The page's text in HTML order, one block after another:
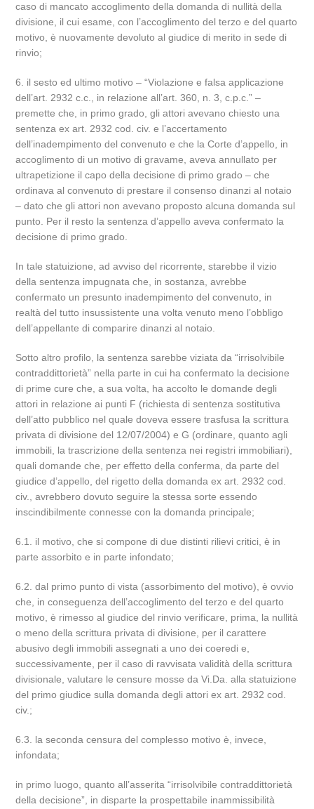
caso di mancato accoglimento della domanda di nullità della
divisione, il cui esame, con l’accoglimento del terzo e del quarto
motivo, è nuovamente devoluto al giudice di merito in sede di
rinvio;
6. il sesto ed ultimo motivo – “Violazione e falsa applicazione
dell’art. 2932 c.c., in relazione all’art. 360, n. 3, c.p.c.” –
premette che, in primo grado, gli attori avevano chiesto una
sentenza ex art. 2932 cod. civ. e l’accertamento
dell’inadempimento del convenuto e che la Corte d’appello, in
accoglimento di un motivo di gravame, aveva annullato per
ultrapetizione il capo della decisione di primo grado – che
ordinava al convenuto di prestare il consenso dinanzi al notaio
– dato che gli attori non avevano proposto alcuna domanda sul
punto. Per il resto la sentenza d’appello aveva confermato la
decisione di primo grado.
In tale statuizione, ad avviso del ricorrente, starebbe il vizio
della sentenza impugnata che, in sostanza, avrebbe
confermato un presunto inadempimento del convenuto, in
realtà del tutto insussistente una volta venuto meno l’obbligo
dell’appellante di comparire dinanzi al notaio.
Sotto altro profilo, la sentenza sarebbe viziata da “irrisolvibile
contraddittorietà” nella parte in cui ha confermato la decisione
di prime cure che, a sua volta, ha accolto le domande degli
attori in relazione ai punti F (richiesta di sentenza sostitutiva
dell’atto pubblico nel quale doveva essere trasfusa la scrittura
privata di divisione del 12/07/2004) e G (ordinare, quanto agli
immobili, la trascrizione della sentenza nei registri immobiliari),
quali domande che, per effetto della conferma, da parte del
giudice d’appello, del rigetto della domanda ex art. 2932 cod.
civ., avrebbero dovuto seguire la stessa sorte essendo
inscindibilmente connesse con la domanda principale;
6.1. il motivo, che si compone di due distinti rilievi critici, è in
parte assorbito e in parte infondato;
6.2. dal primo punto di vista (assorbimento del motivo), è ovvio
che, in conseguenza dell’accoglimento del terzo e del quarto
motivo, è rimesso al giudice del rinvio verificare, prima, la nullità
o meno della scrittura privata di divisione, per il carattere
abusivo degli immobili assegnati a uno dei coeredi e,
successivamente, per il caso di ravvisata validità della scrittura
divisionale, valutare le censure mosse da Vi.Da. alla statuizione
del primo giudice sulla domanda degli attori ex art. 2932 cod.
civ.;
6.3. la seconda censura del complesso motivo è, invece,
infondata;
in primo luogo, quanto all’asserita “irrisolvibile contraddittorietà
della decisione”, in disparte la prospettabile inammissibilità